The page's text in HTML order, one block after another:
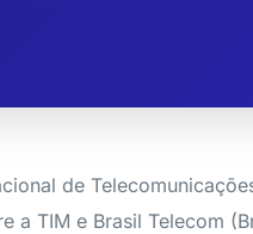
de
a TIM e Brasil Telecom